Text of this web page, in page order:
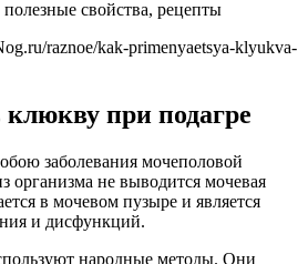
raznoe/kak-primenyaetsya-klyukva-
при подагре
заболевания мочеполовой
организма не выводится мочевая
в мочевом пузыре и является
и дисфункций.
народные методы. Они